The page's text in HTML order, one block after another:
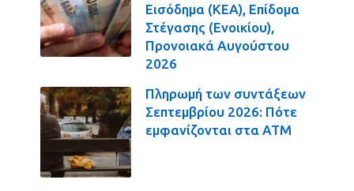
Εισόδημα (ΚΕΑ), Επίδομα
Στέγασης (Ενοικίου),
Προνοιακά Αυγούστου
2026
Πληρωμή των συντάξεων
Σεπτεμβρίου 2026: Πότε
εμφανίζονται στα ΑΤΜ